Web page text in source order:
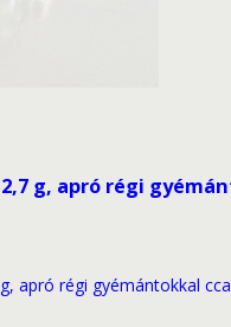
g, apró régi
apró régi gyémántokkal